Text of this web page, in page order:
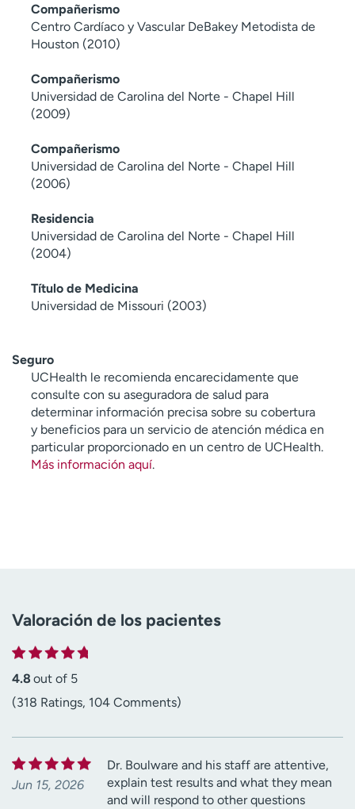
Compañerismo
Centro Cardíaco y Vascular DeBakey Metodista de
Houston (2010)
Compañerismo
Universidad de Carolina del Norte - Chapel Hill
(2009)
Compañerismo
Universidad de Carolina del Norte - Chapel Hill
(2006)
Residencia
Universidad de Carolina del Norte - Chapel Hill
(2004)
Título de Medicina
Universidad de Missouri (2003)
Seguro
UCHealth le recomienda encarecidamente que
consulte con su aseguradora de salud para
determinar información precisa sobre su cobertura
y beneficios para un servicio de atención médica en
particular proporcionado en un centro de UCHealth.
Más información aquí.
Valoración de los pacientes
4.8 out of 5
(318 Ratings, 104 Comments)
Jun 15, 2026
Dr. Boulware and his staff are attentive,
explain test results and what they mean
and will respond to other questions